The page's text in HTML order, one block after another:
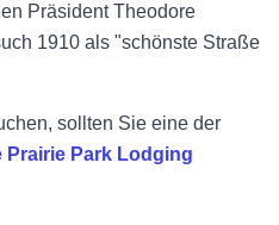
Präsident Theodore
1910 als "schönste Straße
sollten Sie eine der
Prairie Park Lodging